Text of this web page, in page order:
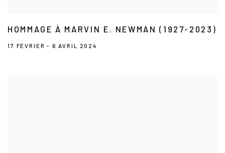
HOMMAGE À MARVIN E. NEWMAN (1927-2023)
17 FÉVRIER - 6 AVRIL 2024